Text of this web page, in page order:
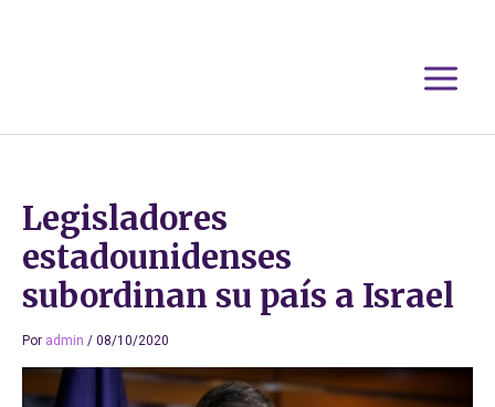
Legisladores
estadounidenses
subordinan su país a Israel
Por admin / 08/10/2020